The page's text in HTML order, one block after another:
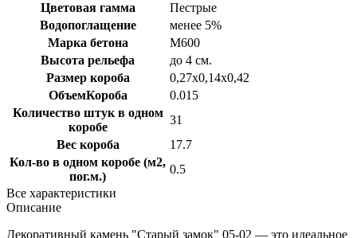
Цветовая гамма
Пестрые
Водопоглащение
менее 5%
Марка бетона
M600
Высота рельефа
до 4 см.
Размер короба
0,27х0,14х0,42
ОбъемКороба
0.015
Количество штук в одном
коробе
31
Вес короба
17.7
Кол-во в одном коробе (м2,
пог.м.)
0.5
Все характеристики
Описание
Декоративный камень "Старый замок" 05-02 — это идеальное